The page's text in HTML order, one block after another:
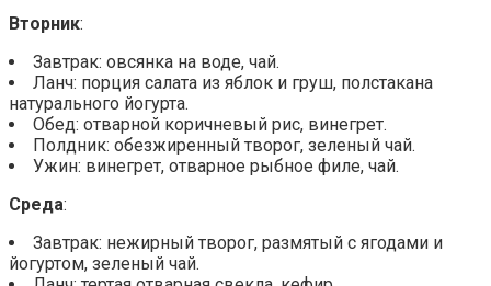
Вторник:
Завтрак: овсянка на воде, чай.
Ланч: порция салата из яблок и груш, полстакана
натурального йогурта.
Обед: отварной коричневый рис, винегрет.
Полдник: обезжиренный творог, зеленый чай.
Ужин: винегрет, отварное рыбное филе, чай.
Среда:
Завтрак: нежирный творог, размятый с ягодами и
йогуртом, зеленый чай.